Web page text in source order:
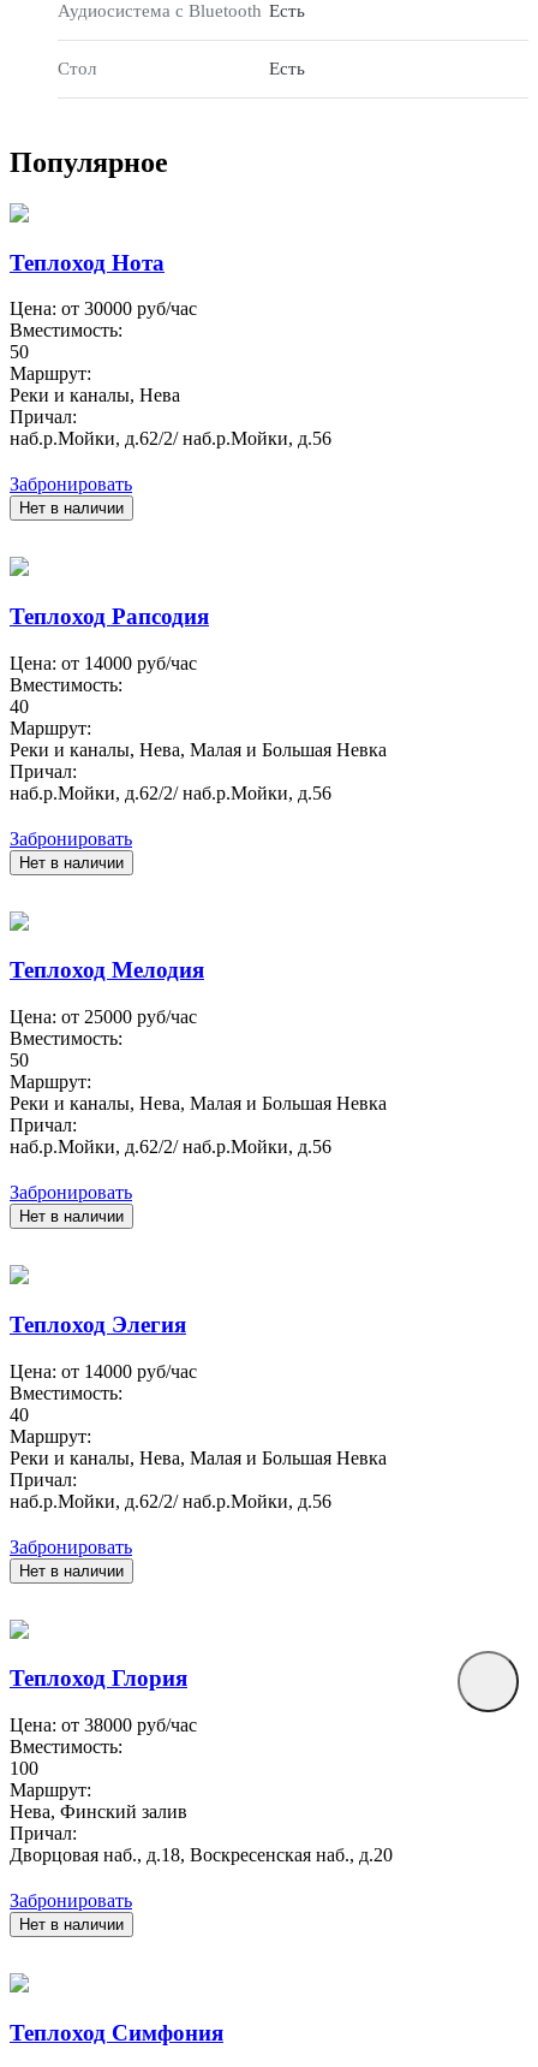
Аудиосистема с Bluetooth Есть
Стол Есть
Популярное
Теплоход Нота
Цена: от 30000 руб/час
Вместимость:
50
Маршрут:
Реки и каналы, Нева
Причал:
наб.р.Мойки, д.62/2/ наб.р.Мойки, д.56
Забронировать
Нет в наличии
Теплоход Рапсодия
Цена: от 14000 руб/час
Вместимость:
40
Маршрут:
Реки и каналы, Нева, Малая и Большая Невка
Причал:
наб.р.Мойки, д.62/2/ наб.р.Мойки, д.56
Забронировать
Нет в наличии
Теплоход Мелодия
Цена: от 25000 руб/час
Вместимость:
50
Маршрут:
Реки и каналы, Нева, Малая и Большая Невка
Причал:
наб.р.Мойки, д.62/2/ наб.р.Мойки, д.56
Забронировать
Нет в наличии
Теплоход Элегия
Цена: от 14000 руб/час
Вместимость:
40
Маршрут:
Реки и каналы, Нева, Малая и Большая Невка
Причал:
наб.р.Мойки, д.62/2/ наб.р.Мойки, д.56
Забронировать
Нет в наличии
Теплоход Глория
Цена: от 38000 руб/час
Вместимость:
100
Маршрут:
Нева, Финский залив
Причал:
Дворцовая наб., д.18, Воскресенская наб., д.20
Забронировать
Нет в наличии
Теплоход Симфония